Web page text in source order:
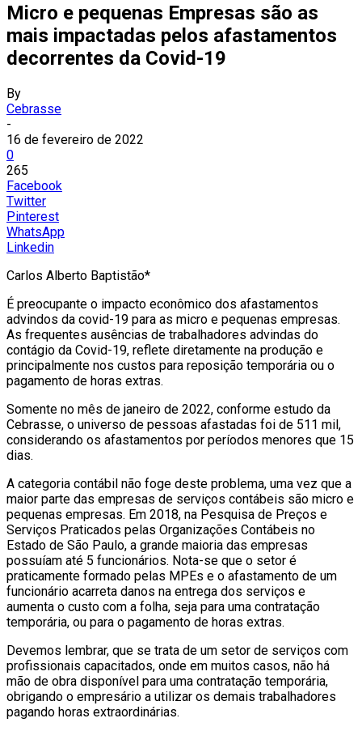
Micro e pequenas Empresas são as
mais impactadas pelos afastamentos
decorrentes da Covid-19
By
Cebrasse
-
16 de fevereiro de 2022
0
265
Facebook
Twitter
Pinterest
WhatsApp
Linkedin
Carlos Alberto Baptistão*
É preocupante o impacto econômico dos afastamentos
advindos da covid-19 para as micro e pequenas empresas.
As frequentes ausências de trabalhadores advindas do
contágio da Covid-19, reflete diretamente na produção e
principalmente nos custos para reposição temporária ou o
pagamento de horas extras.
Somente no mês de janeiro de 2022, conforme estudo da
Cebrasse, o universo de pessoas afastadas foi de 511 mil,
considerando os afastamentos por períodos menores que 15
dias.
A categoria contábil não foge deste problema, uma vez que a
maior parte das empresas de serviços contábeis são micro e
pequenas empresas. Em 2018, na Pesquisa de Preços e
Serviços Praticados pelas Organizações Contábeis no
Estado de São Paulo, a grande maioria das empresas
possuíam até 5 funcionários. Nota-se que o setor é
praticamente formado pelas MPEs e o afastamento de um
funcionário acarreta danos na entrega dos serviços e
aumenta o custo com a folha, seja para uma contratação
temporária, ou para o pagamento de horas extras.
Devemos lembrar, que se trata de um setor de serviços com
profissionais capacitados, onde em muitos casos, não há
mão de obra disponível para uma contratação temporária,
obrigando o empresário a utilizar os demais trabalhadores
pagando horas extraordinárias.